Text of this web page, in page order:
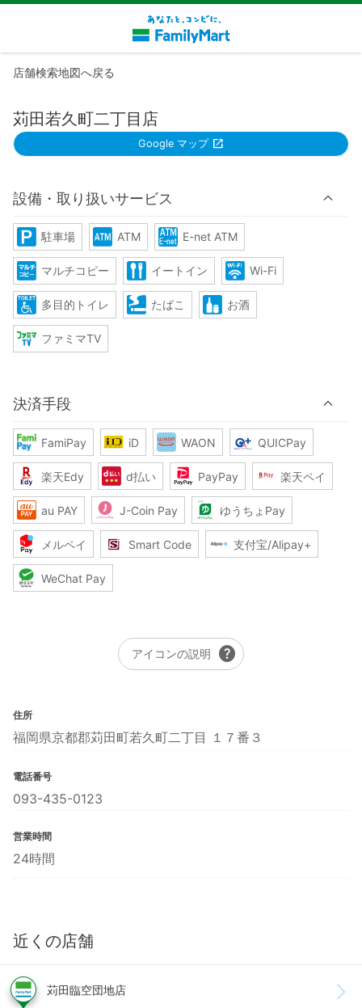
店舗検索地図へ戻る
苅田若久町二丁目店
Google マップ
設備・取り扱いサービス
駐車場 ATM E-net ATM
マルチコピー イートイン Wi-Fi
多目的トイレ たばこ お酒
ファミマTV
決済手段
FamiPay iD WAON QUICPay
楽天Edy d払い PayPay 楽天ペイ
au PAY J-Coin Pay ゆうちょPay
メルペイ Smart Code 支付宝/Alipay+
WeChat Pay
アイコンの説明 help
住所
福岡県京都郡苅田町若久町二丁目 １７番３
電話番号
093-435-0123
営業時間
24時間
近くの店舗
苅田臨空団地店